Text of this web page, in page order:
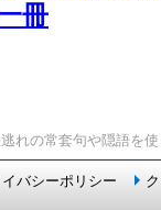
冊
れの常套句や隠語を
バシーポリシー